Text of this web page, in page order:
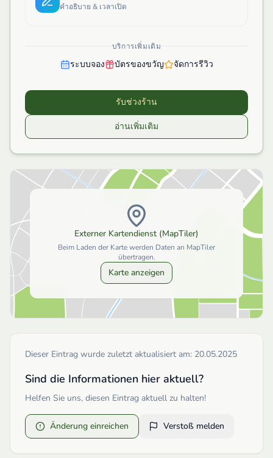
คำอธิบาย & เวลาเปิด
บริการเพิ่มเติม
ระบบจอง บัตรของขวัญ จัดการรีวิว
รับช่วงร้าน
อ่านเพิ่มเติม
Externer Kartendienst (MapTiler)
Beim Laden der Karte werden Daten an MapTiler
übertragen.
Karte anzeigen
Dieser Eintrag wurde zuletzt aktualisiert am: 20.05.2025
Sind die Informationen hier aktuell?
Helfen Sie uns, diesen Eintrag aktuell zu halten!
Änderung einreichen Verstoß melden